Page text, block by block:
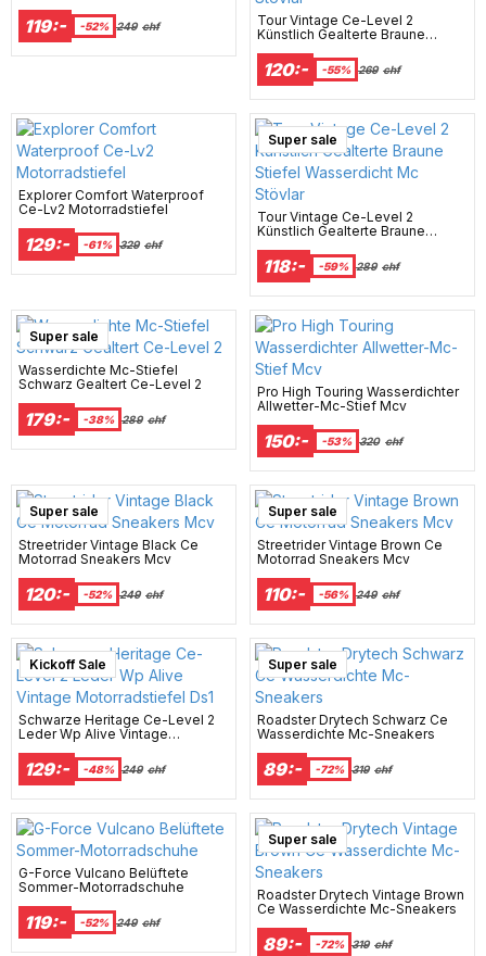
119:- -52% 249 chf
Tour Vintage Ce-Level 2
Künstlich Gealterte Braune
120:- -55% 269 chf
Explorer Comfort Waterproof
Ce-Lv2 Motorradstiefel
129:- -61% 329 chf
Super sale
Tour Vintage Ce-Level 2
Künstlich Gealterte Braune
118:- -59% 289 chf
Super sale
Wasserdichte Mc-Stiefel
Schwarz Gealtert Ce-Level 2
179:- -38% 289 chf
Pro High Touring Wasserdichter
Allwetter-Mc-Stief Mcv
150:- -53% 320 chf
Super sale
Streetrider Vintage Black Ce
Motorrad Sneakers Mcv
120:- -52% 249 chf
Super sale
Streetrider Vintage Brown Ce
Motorrad Sneakers Mcv
110:- -56% 249 chf
Kickoff Sale
Schwarze Heritage Ce-Level 2
Leder Wp Alive Vintage
Motorradstiefel Ds1
129:- -48% 249 chf
Super sale
Roadster Drytech Schwarz Ce
Wasserdichte Mc-Sneakers
89:- -72% 319 chf
G-Force Vulcano Belüftete
Sommer-Motorradschuhe
119:- -52% 249 chf
Super sale
Roadster Drytech Vintage Brown
Ce Wasserdichte Mc-Sneakers
89:- -72% 319 chf